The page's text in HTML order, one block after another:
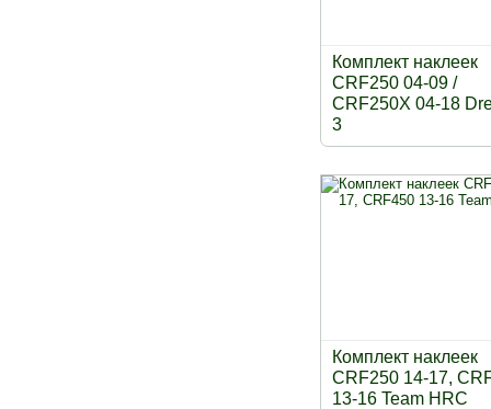
Комплект наклеек
CRF250 04-09 /
CRF250X 04-18
3
Комплект наклеек
CRF250 14-17,
13-16 Team HRC